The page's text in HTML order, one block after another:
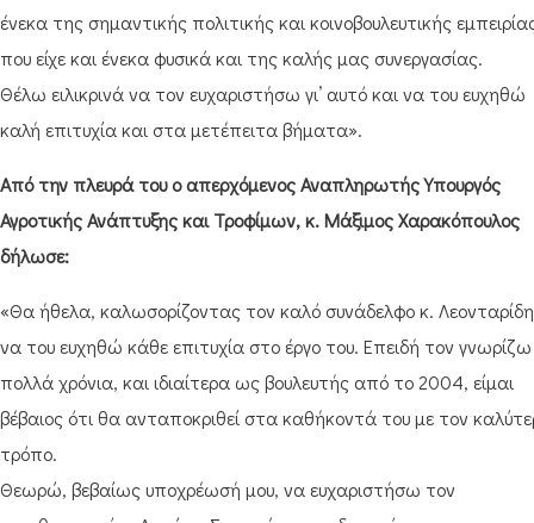
ένεκα της σημαντικής πολιτικής και κοινοβουλευτικής
που είχε και ένεκα φυσικά και της καλής μας συνεργασίας.
Θέλω ειλικρινά να τον ευχαριστήσω γι’ αυτό και να του ευχηθώ
καλή επιτυχία και στα μετέπειτα βήματα».
Από την πλευρά του ο απερχόμενος Αναπληρωτής Υπουργός
Αγροτικής Ανάπτυξης και Τροφίμων, κ. Μάξιμος Χαρακόπουλος
δήλωσε:
«Θα ήθελα, καλωσορίζοντας τον καλό συνάδελφο κ.
να του ευχηθώ κάθε επιτυχία στο έργο του. Επειδή τον γνωρίζω
πολλά χρόνια, και ιδιαίτερα ως βουλευτής από το 2004, είμαι
βέβαιος ότι θα ανταποκριθεί στα καθήκοντά του με τον
τρόπο.
Θεωρώ, βεβαίως υποχρέωσή μου, να ευχαριστήσω τον